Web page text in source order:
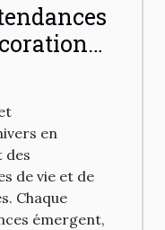
en
des
de vie et de
Chaque
émergent,